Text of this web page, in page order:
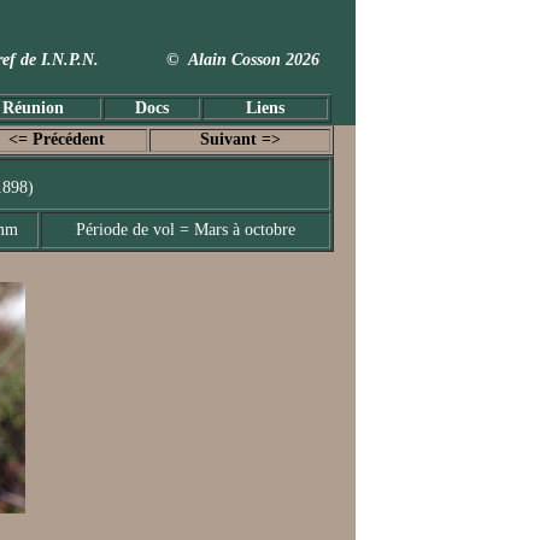
de I.N.P.N. © Alain Cosson 2026
Docs Liens
<= Précédent Suivant =>
Période de vol = Mars à octobre